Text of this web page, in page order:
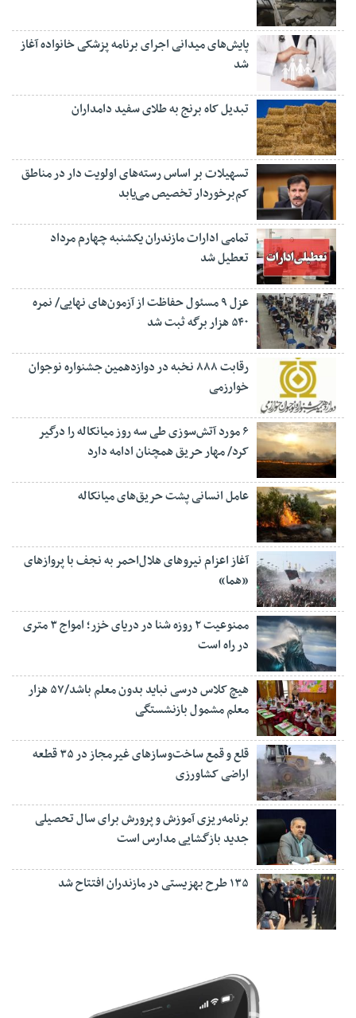
پایش‌های میدانی اجرای برنامه پزشکی خانواده آغاز
شد
تبدیل کاه برنج به طلای سفید دامداران
تسهیلات بر اساس رسته‌های اولویت دار در مناطق
کم‌برخوردار تخصیص می‌یابد
تمامی ادارات مازندران یکشنبه چهارم مرداد
تعطیل شد
عزل ۹ مسئول حفاظت از آزمون‌های نهایی/ نمره
۵۴۰ هزار برگه ثبت شد
رقابت ۸۸۸ نخبه در دوازدهمین جشنواره نوجوان
خوارزمی
۶ مورد آتش‌سوزی طی سه روز میانکاله را درگیر
کرد/ مهار حریق همچنان ادامه دارد
عامل انسانی پشت حریق‌های میانکاله
آغاز اعزام نیروهای هلال‌احمر به نجف با پروازهای
«هما»
ممنوعیت ۲ روزه شنا در دریای خزر؛ امواج ۳ متری
در راه است
هیچ کلاس درسی نباید بدون معلم باشد/۵۷ هزار
معلم مشمول بازنشستگی
قلع و قمع ساخت‌وسازهای غیرمجاز در ۳۵ قطعه
اراضی کشاورزی
برنامه‌ریزی آموزش و پرورش برای سال تحصیلی
جدید بازگشایی مدارس است
۱۳۵ طرح بهزیستی در مازندران افتتاح شد